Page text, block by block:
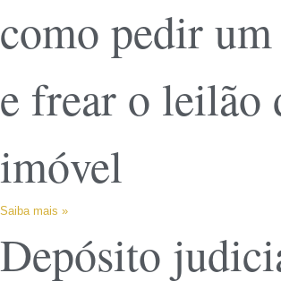
como pedir
e frear o leilão
imóvel
Saiba mais »
Depósito